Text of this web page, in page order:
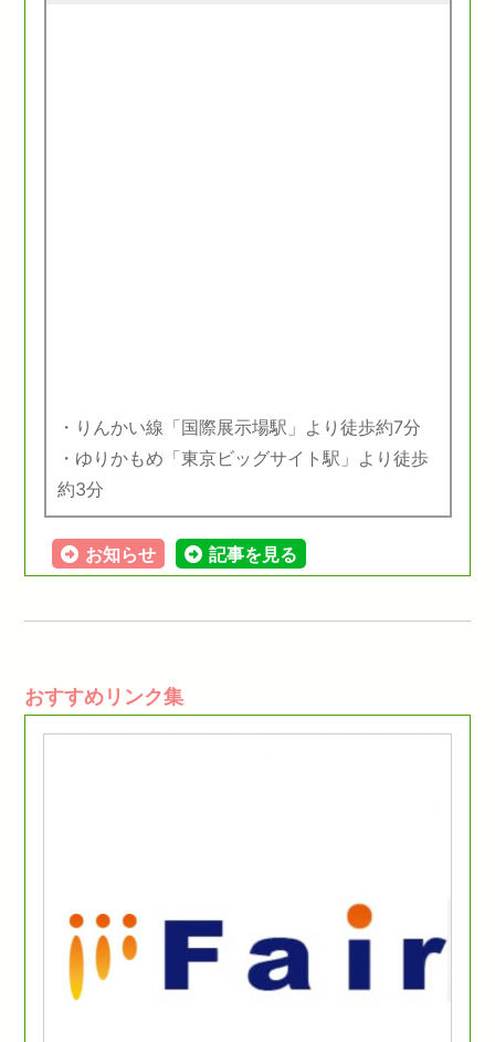
・りんかい線「国際展示場駅」より徒歩約7分
・ゆりかもめ「東京ビッグサイト駅」より徒歩
約3分
お知らせ 記事を見る
おすすめリンク集